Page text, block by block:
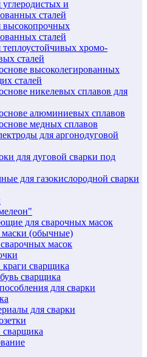
и
сталей
высокопрочных
сталей
хромо-
сталей
высоколегированных
сталей
никелевых сплавов для
алюминиевых сплавов
медных сплавов
для аргонодуговой
для дуговой сварки под
для газокислородной сварки
для сварочных масок
(обычные)
масок
сварщика
сварщика
для сварки
для сварки